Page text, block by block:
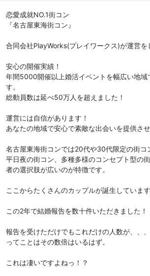
恋愛成就NO.1街コン
『名古屋東海街コン』
合同会社PlayWorks(プレイワークス)が運営を
安心の開催実績！
年間5000開催以上婚活イベントを幅広い地域
す。
総動員数は延べ50万人を超えました！
運営には自信があります！
あなたの地域で安心で素敵な出会いを提供さ
名古屋東海街コンでは20代や30代限定の街コ
平日夜の街コン、多種多様のコンセプト型の
者の選択肢が広いのが特徴です。
ここからたくさんのカップルが誕生しています
この2年で結婚報告を数十件いただきました！
報告を受けただけでもこれだけの人数が、、、
ってことはその数倍はいるはず。
これは凄いですよねっ！？